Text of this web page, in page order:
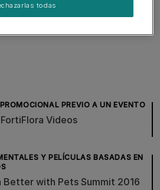
PREVIO A UN EVENTO
FortiFlora Videos
Y PELÍCULAS BASADAS EN
Better with Pets Summit 2016
todas